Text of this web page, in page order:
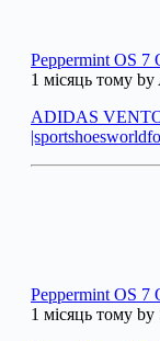
Peppermint OS
1 місяць тому
ADIDAS
Peppermint OS
1 місяць тому by